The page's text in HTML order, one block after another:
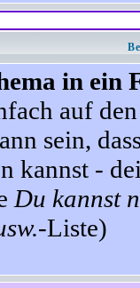
in ein
auf
sein,
kannst -
Du kannst
-Liste)